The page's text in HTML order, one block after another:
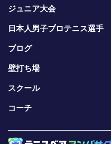
ジュニア大会
日本人男子プロテニス選手
ブログ
壁打ち場
スクール
コーチ